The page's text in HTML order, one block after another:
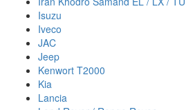
Isuzu
Iveco
JAC
Jeep
Kenwort T2000
Kia
Lancia